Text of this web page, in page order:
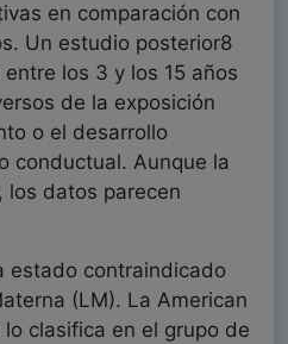
en comparación con
Un estudio posterior8
los 3 y los 15 años
de la exposición
o el desarrollo
conductual. Aunque la
los datos parecen
estado contraindicado
(LM). La American
clasifica en el grupo de